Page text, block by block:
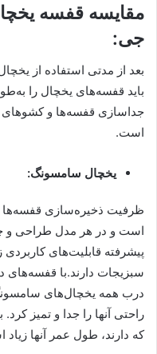
مقایسه قفسه
جی:
بعد از مدتی استفاده از
باید قفسه‌های یخچال را
جداسازی قفسه‌ها و کشوهای
است.
یخچال سامسونگ:
ظرفیت ذخیره‌سازی
است و در هر مدل طراحی و
پیشرفته قابلیت‌های کاربردی
سبزیجات دارند.با
درب همه یخچال‌های
راحتی آنها را جدا و تمیز
که دارند، طول عمر آنها